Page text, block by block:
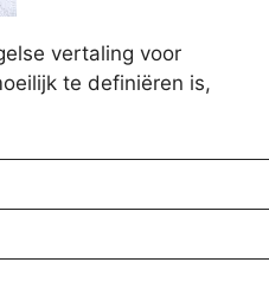
vertaling voor
te definiëren is,